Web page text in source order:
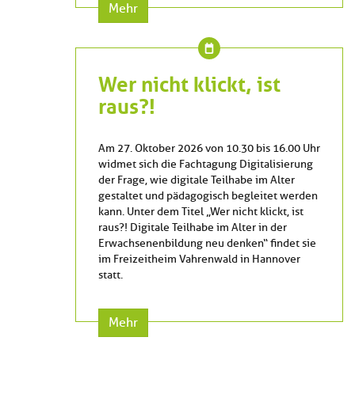
Mehr
Wer nicht klickt, ist
raus?!
Am 27. Oktober 2026 von 10.30 bis 16.00 Uhr
widmet sich die Fachtagung Digitalisierung
der Frage, wie digitale Teilhabe im Alter
gestaltet und pädagogisch begleitet werden
kann. Unter dem Titel „Wer nicht klickt, ist
raus?! Digitale Teilhabe im Alter in der
Erwachsenenbildung neu denken“ findet sie
im Freizeitheim Vahrenwald in Hannover
statt.
Mehr